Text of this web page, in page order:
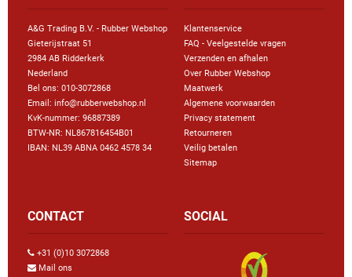
A&G Trading B.V. - Rubber Webshop
Gieterijstraat 51
2984 AB Ridderkerk
Nederland
Bel ons: 010-3072868
Email: info@rubberwebshop.nl
KvK-nummer: 96887389
BTW-NR: NL867816454B01
IBAN: NL39 ABNA 0462 4578 34
Klantenservice
FAQ - Veelgestelde vragen
Verzenden en afhalen
Over Rubber Webshop
Maatwerk
Algemene voorwaarden
Privacy statement
Retourneren
Veilig betalen
Sitemap
CONTACT
+31 (0)10 3072868
Mail ons
SOCIAL